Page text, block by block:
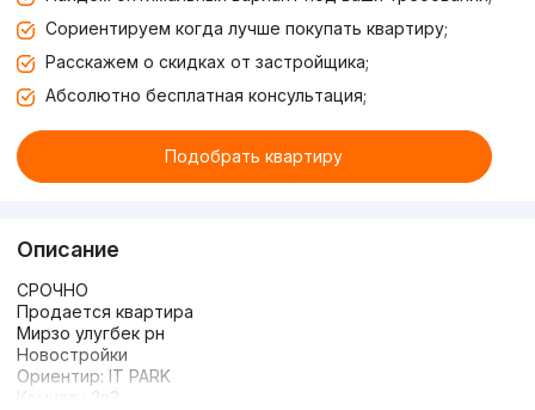
Сориентируем когда лучше покупать квартиру;
Расскажем о скидках от застройщика;
Абсолютно бесплатная консультация;
Подобрать квартиру
Описание
СРОЧНО
Продается квартира
Мирзо улугбек рн
Новостройки
Ориентир: IT PARK
Комнат : 2в3